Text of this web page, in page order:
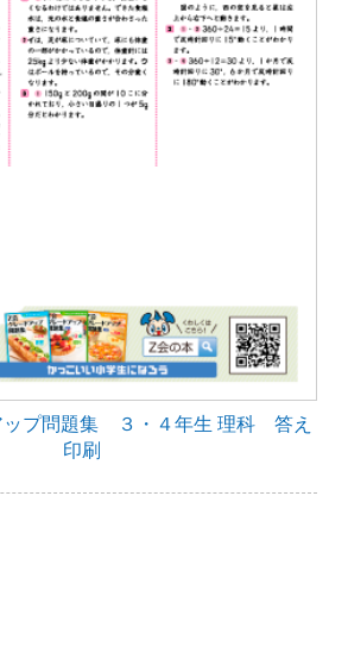
ップ問題集 ３・４年生 理科 答え
印刷